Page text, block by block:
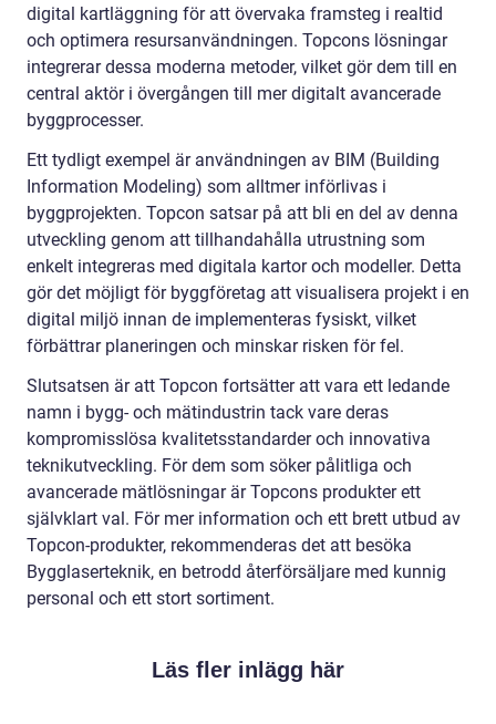
digital kartläggning för att övervaka framsteg i realtid
och optimera resursanvändningen. Topcons lösningar
integrerar dessa moderna metoder, vilket gör dem till en
central aktör i övergången till mer digitalt avancerade
byggprocesser.
Ett tydligt exempel är användningen av BIM (Building
Information Modeling) som alltmer införlivas i
byggprojekten. Topcon satsar på att bli en del av denna
utveckling genom att tillhandahålla utrustning som
enkelt integreras med digitala kartor och modeller. Detta
gör det möjligt för byggföretag att visualisera projekt i en
digital miljö innan de implementeras fysiskt, vilket
förbättrar planeringen och minskar risken för fel.
Slutsatsen är att Topcon fortsätter att vara ett ledande
namn i bygg- och mätindustrin tack vare deras
kompromisslösa kvalitetsstandarder och innovativa
teknikutveckling. För dem som söker pålitliga och
avancerade mätlösningar är Topcons produkter ett
självklart val. För mer information och ett brett utbud av
Topcon-produkter, rekommenderas det att besöka
Bygglaserteknik, en betrodd återförsäljare med kunnig
personal och ett stort sortiment.
Läs fler inlägg här